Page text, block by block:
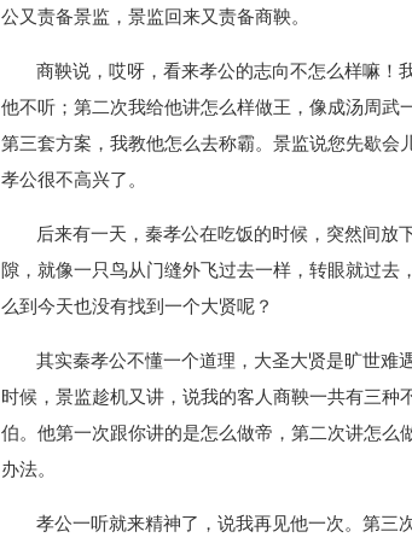
公又责备景监，景监回来又责备商鞅。
商鞅说，哎呀，看来孝公的志向不怎么样嘛！
他不听；第二次我给他讲怎么样做王，像成汤周武
第三套方案，我教他怎么去称霸。景监说您先歇会
孝公很不高兴了。
后来有一天，秦孝公在吃饭的时候，突然间放
隙，就像一只鸟从门缝外飞过去一样，转眼就过去
么到今天也没有找到一个大贤呢？
其实秦孝公不懂一个道理，大圣大贤是旷世难
时候，景监趁机又讲，说我的客人商鞅一共有三种
伯。他第一次跟你讲的是怎么做帝，第二次讲怎么
办法。
孝公一听就来精神了，说我再见他一次。第三